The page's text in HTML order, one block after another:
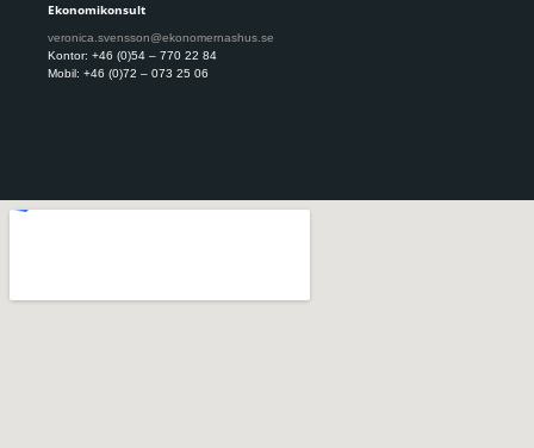
Ekonomikonsult
veronica.svensson@ekonomernashus.se
Kontor: +46 (0)54 – 770 22 84
Mobil: +46 (0)72 – 073 25 06